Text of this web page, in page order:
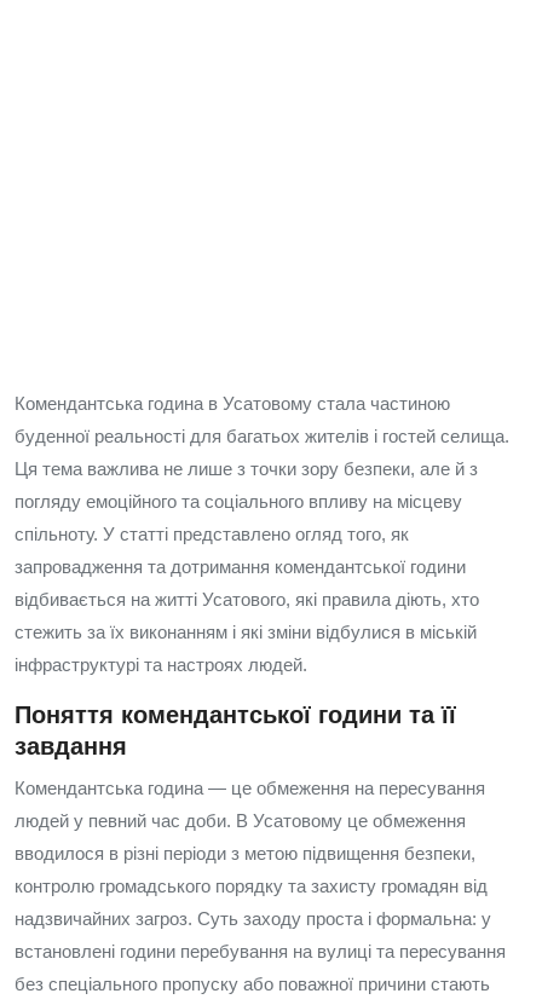
Комендантська година в Усатовому стала частиною
буденної реальності для багатьох жителів і гостей селища.
Ця тема важлива не лише з точки зору безпеки, але й з
погляду емоційного та соціального впливу на місцеву
спільноту. У статті представлено огляд того, як
запровадження та дотримання комендантської години
відбивається на житті Усатового, які правила діють, хто
стежить за їх виконанням і які зміни відбулися в міській
інфраструктурі та настроях людей.
Поняття комендантської години та її
завдання
Комендантська година — це обмеження на пересування
людей у певний час доби. В Усатовому це обмеження
вводилося в різні періоди з метою підвищення безпеки,
контролю громадського порядку та захисту громадян від
надзвичайних загроз. Суть заходу проста і формальна: у
встановлені години перебування на вулиці та пересування
без спеціального пропуску або поважної причини стають